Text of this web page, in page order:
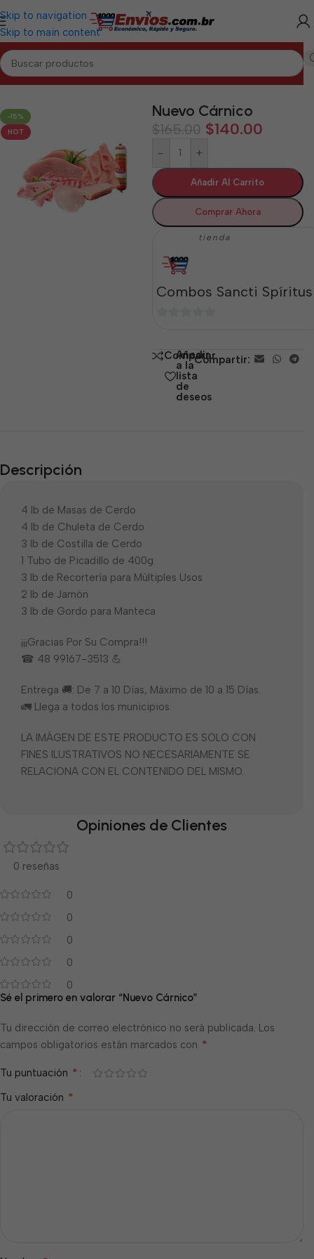
Skip to navigation
Skip to main content
Inicio/SANCTI SPÍRITUS
-15%
HOT
Nuevo Cárnico
$165.00 $140.00
- +
Añadir Al Carrito
Comprar Ahora
tienda
Combos Sancti Spíritus
5 Comparar
Añadir
a la
lista
de
deseos
Compartir:
Descripción
4 lb de Masas de Cerdo
4 lb de Chuleta de Cerdo
3 lb de Costilla de Cerdo
1 Tubo de Picadillo de 400g
3 lb de Recortería para Múltiples Usos
2 lb de Jamón
3 lb de Gordo para Manteca
¡¡¡Gracias Por Su Compra!!!
☎ 48 99167-3513 💪
Entrega 🚚: De 7 a 10 Días, Máximo de 10 a 15 Días.
🚛 Llega a todos los municipios.
LA IMÁGEN DE ESTE PRODUCTO ES SOLO CON
FINES ILUSTRATIVOS NO NECESARIAMENTE SE
RELACIONA CON EL CONTENIDO DEL MISMO.
Opiniones de Clientes
0 reseñas
0
0
0
0
0
Sé el primero en valorar “Nuevo Cárnico”
Tu dirección de correo electrónico no será publicada. Los
campos obligatorios están marcados con *
Tu puntuación *
Tu valoración *